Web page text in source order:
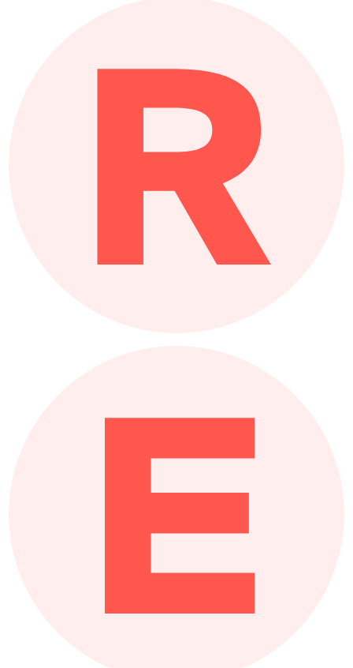
R
Intervento RED
InterventoRED es un espacio plural de
encuentro donde intercambiar
conocimiento y reflexión sobre
iluminación y museografía.
E
Editorial
en 3 publicaciones dirigidas a